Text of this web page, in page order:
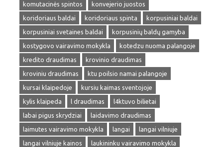
komutacinės spintos
konvejerio juostos
koridoriaus baldai
koridoriaus spinta
korpusiniai baldai
korpusiniai svetaines baldai
korpusinių baldų gamyba
kostygovo vairavimo mokykla
kotedzu nuoma palangoje
kredito draudimas
krovinio draudimas
kroviniu draudimas
ktu poilsio namai palangoje
kursai klaipedoje
kursiu kaimas sventojoje
kylis klaipeda
l draudimas
l4ktuvo bilietai
labai pigus skrydziai
laidavimo draudimas
laimutes vairavimo mokykla
langai
langai vilniuje
langai vilniuje kainos
laukininku vairavimo mokykla